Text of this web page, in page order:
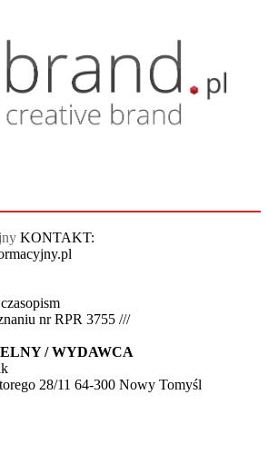
KONTAKT:
nr RPR 3755 ///
/ WYDAWCA
28/11 64-300 Nowy Tomyśl